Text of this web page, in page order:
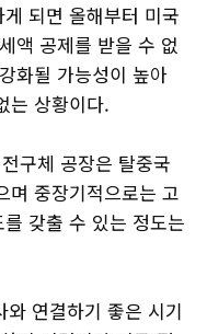
되면 올해부터 미국
액 공제를 받을 수 없
화될 가능성이 높아
는 상황이다.
구체 공장은 탈중국
며 중장기적으로는 고
갖출 수 있는 정도는
연결하기 좋은 시기